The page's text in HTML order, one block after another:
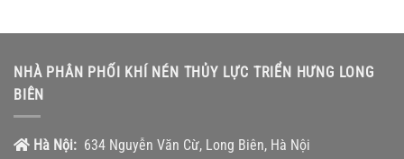
NHÀ PHÂN PHỐI KHÍ NÉN THỦY LỰC TRIỂN HƯNG LONG
BIÊN
Hà Nội: 634 Nguyễn Văn Cừ, Long Biên, Hà Nội